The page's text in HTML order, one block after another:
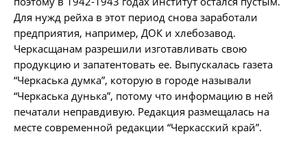
Для нужд рейха в этот период снова заработали
предприятия, например, ДОК и хлебозавод.
Черкасщанам разрешили изготавливать свою
продукцию и запатентовать ее. Выпускалась газета
“Черкаська думка”, которую в городе называли
“Черкаська дунька”, потому что информацию в ней
печатали неправдивую. Редакция размещалась на
месте современной редакции “Черкасский край”.